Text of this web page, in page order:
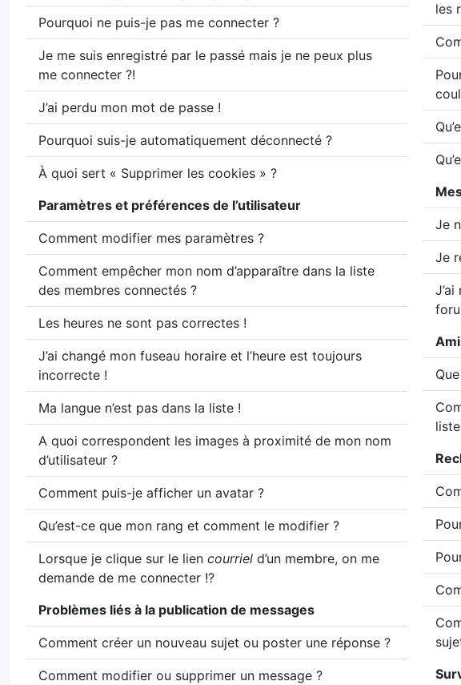
Pourquoi ne puis-je pas me connecter ?
Je me suis enregistré par le passé mais je ne peux plus
me connecter ?!
J’ai perdu mon mot de passe !
Pourquoi suis-je automatiquement déconnecté ?
À quoi sert « Supprimer les cookies » ?
Paramètres et préférences de l’utilisateur
Comment modifier mes paramètres ?
Comment empêcher mon nom d’apparaître dans la liste
des membres connectés ?
Les heures ne sont pas correctes !
J’ai changé mon fuseau horaire et l’heure est toujours
incorrecte !
Ma langue n’est pas dans la liste !
A quoi correspondent les images à proximité de mon nom
d’utilisateur ?
Comment puis-je afficher un avatar ?
Qu’est-ce que mon rang et comment le modifier ?
Lorsque je clique sur le lien courriel d’un membre, on me
demande de me connecter !?
Problèmes liés à la publication de messages
Comment créer un nouveau sujet ou poster une réponse ?
Comment modifier ou supprimer un message ?
les
Je
Je